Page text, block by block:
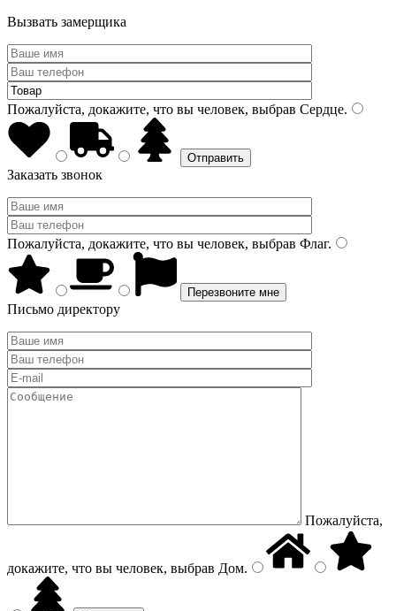
Вызвать замерщика
Пожалуйста, докажите, что вы человек, выбрав Сердце.
Заказать звонок
Пожалуйста, докажите, что вы человек, выбрав Флаг.
Письмо директору
Пожалуйста,
докажите, что вы человек, выбрав Дом.